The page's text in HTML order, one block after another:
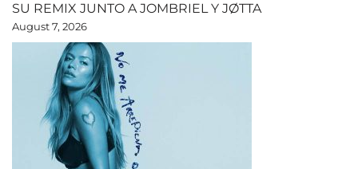
SU REMIX JUNTO A JOMBRIEL Y JØTTA
August 7, 2026